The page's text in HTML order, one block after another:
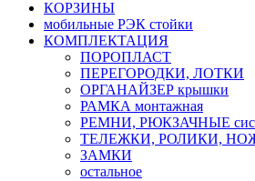
КОРЗИНЫ
мобильные РЭК стойки
КОМПЛЕКТАЦИЯ
ПОРОПЛАСТ
ПЕРЕГОРОДКИ, ЛОТКИ
ОРГАНАЙЗЕР крышки
РАМКА монтажная
РЕМНИ, РЮКЗАЧНЫЕ
ТЕЛЕЖКИ, РОЛИКИ,
ЗАМКИ
остальное